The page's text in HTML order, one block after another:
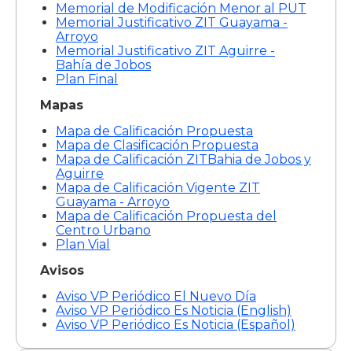
Memorial de Modificación Menor al PUT
Memorial Justificativo ZIT Guayama -
Arroyo
Memorial Justificativo ZIT Aguirre -
Bahía de Jobos
Plan Final
Mapas
Mapa de Calificación Propuesta
Mapa de Clasificación Propuesta
Mapa de Calificación ZITBahia de Jobos y
Aguirre
Mapa de Calificación Vigente ZIT
Guayama - Arroyo
Mapa de Calificación Propuesta del
Centro Urbano
Plan Vial
Avisos
Aviso VP Periódico El Nuevo Día
Aviso VP Periódico Es Noticia (English)
Aviso VP Periódico Es Noticia (Español)